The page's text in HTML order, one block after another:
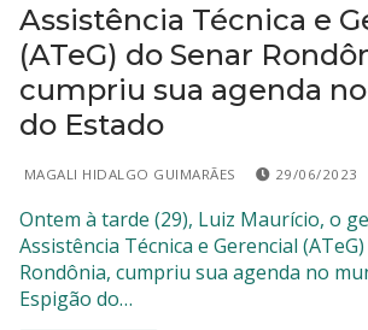
Assistência Técnica e
(ATeG) do Senar
cumpriu sua agenda
do Estado
MAGALI HIDALGO GUIMARÃES 29/06/2023
Ontem à tarde (29), Luiz Maurício, o
Assistência Técnica e Gerencial
Rondônia, cumpriu sua agenda no
Espigão do…